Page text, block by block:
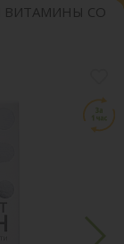
ВИТАМИНЫ СО